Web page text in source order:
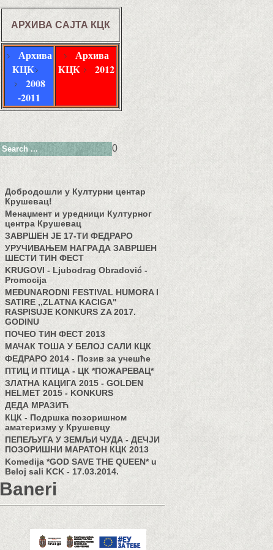
АРХИВА САЈТА КЦК
Архива
КЦК
2008
-2011
Архива
КЦК
2012
0
Добродошли у Културни центар
Крушевац!
Менаџмент и уредници Културног
центра Крушевац
ЗАВРШЕН ЈЕ 17-ТИ ФЕДРАРО
УРУЧИВАЊЕМ НАГРАДА ЗАВРШЕН
ШЕСТИ ТИН ФЕСТ
KRUGOVI - Ljubodrag Obradović -
Promocija
MEĐUNARODNI FESTIVAL HUMORA I
SATIRE ,,ZLATNA KACIGA"
RASPISUJE KONKURS ZA 2017.
GODINU
ПОЧЕО ТИН ФЕСТ 2013
МАЧАК ТОША У БЕЛОЈ САЛИ КЦК
ФЕДРАРО 2014 - Позив за учешће
ПТИЦ И ПТИЦА - ЦК *ПОЖАРЕВАЦ*
ЗЛАТНА КАЦИГА 2015 - GOLDEN
HELMET 2015 - KONKURS
ДЕДА МРАЗИЋ
КЦК - Подршка позоришном
аматеризму у Крушевцу
ПЕПЕЉУГА У ЗЕМЉИ ЧУДА - ДЕЧЈИ
ПОЗОРИШНИ МАРАТОН КЦК 2013
Komedija *GOD SAVE THE QUEEN* u
Beloj sali KCK - 17.03.2014.
Baneri